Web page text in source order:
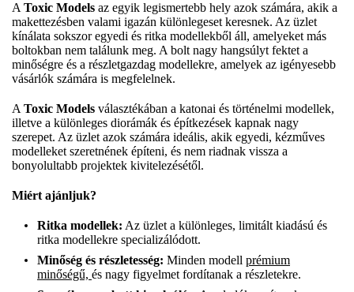
A Toxic Models az egyik legismertebb hely azok számára, akik a
makettezésben valami igazán különlegeset keresnek. Az üzlet
kínálata sokszor egyedi és ritka modellekből áll, amelyeket más
boltokban nem találunk meg. A bolt nagy hangsúlyt fektet a
minőségre és a részletgazdag modellekre, amelyek az igényesebb
vásárlók számára is megfelelnek.
A Toxic Models választékában a katonai és történelmi modellek,
illetve a különleges diorámák és építkezések kapnak nagy
szerepet. Az üzlet azok számára ideális, akik egyedi, kézműves
modelleket szeretnének építeni, és nem riadnak vissza a
bonyolultabb projektek kivitelezésétől.
Miért ajánljuk?
Ritka modellek: Az üzlet a különleges, limitált kiadású és
ritka modellekre specializálódott.
Minőség és részletesség: Minden modell prémium
minőségű, és nagy figyelmet fordítanak a részletekre.